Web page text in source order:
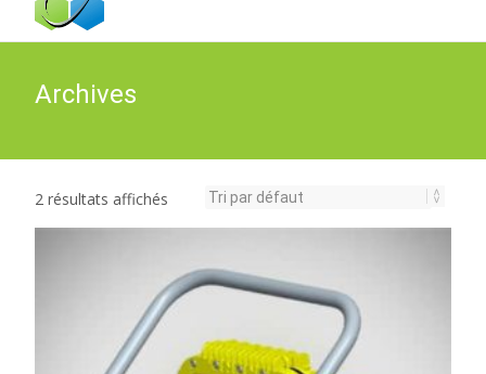
Archives
2 résultats affichés